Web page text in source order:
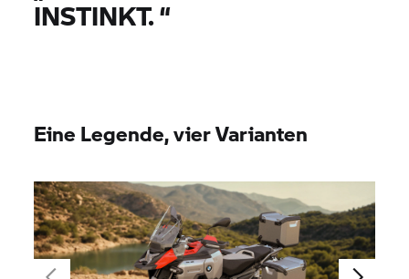
INSTINKT.“
Eine Legende, vier Varianten